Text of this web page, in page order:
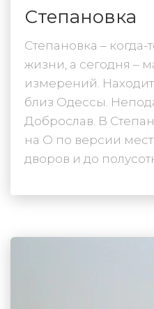
Степановка
Степановка – когда-
жизни, а сегодня –
измерений.
близ Одессы.
Доброслав. В
на О по версии
дворов и до